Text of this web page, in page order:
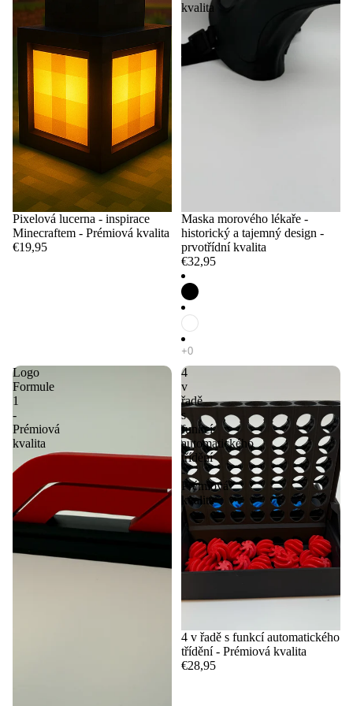
Pixelová lucerna - inspirace
Minecraftem - Prémiová kvalita
€19,95
kvalita
Maska morového lékaře -
historický a tajemný design -
prvotřídní kvalita
€32,95
Logo
Formule
1
-
Prémiová
kvalita
4
v
řadě
s
funkcí
automatického
třídění
-
Prémiová
kvalita
4 v řadě s funkcí automatického
třídění - Prémiová kvalita
€28,95